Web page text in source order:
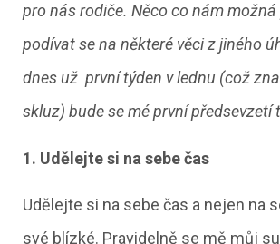
pro nás rodiče. Něco co nám
podívat se na některé věci z jiného
dnes už první týden v lednu (což
skluz) bude se mé první předsevzetí
1. Udělejte si na sebe čas
Udělejte si na sebe čas a nejen na
své blízké. Pravidelně se mě můj